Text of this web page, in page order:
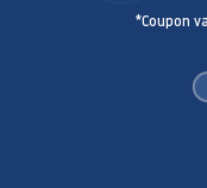
*Coupon